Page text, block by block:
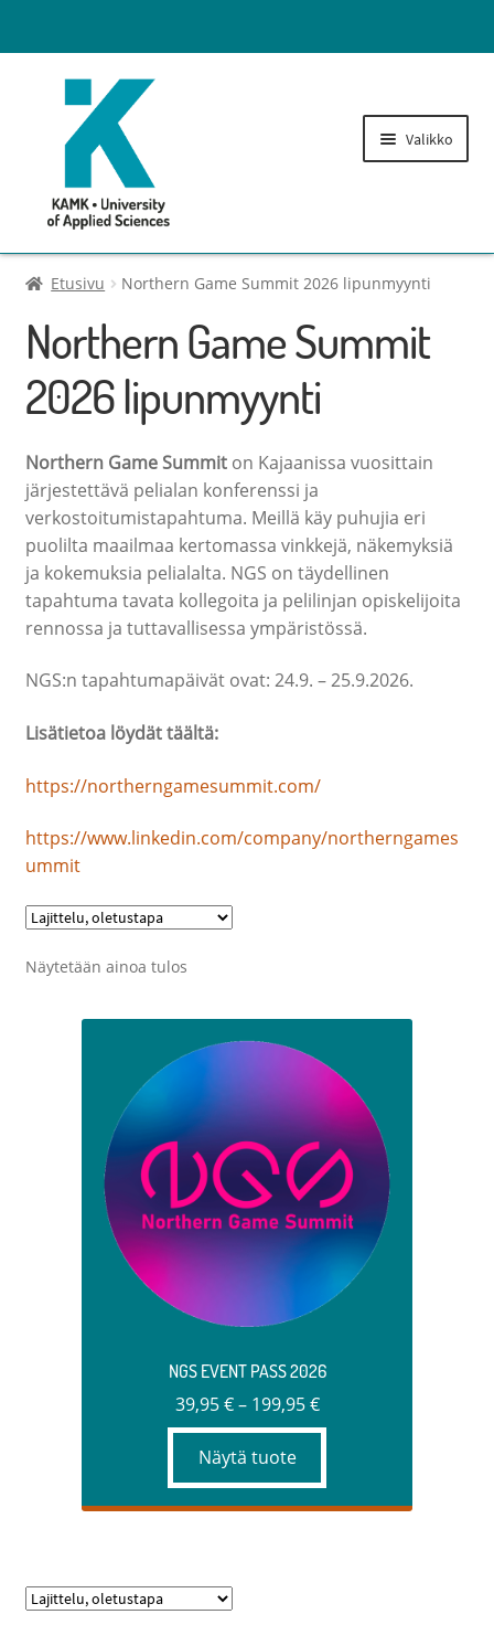
Valikko
Lukuvuosimaksut
Opintohallinnon maksut
Tulostusoikeuden lisäys
Kirjaston maksut
Opetuksen kortit, passit, materiaalit ja muut
Opintomatkat ja liput
Myytävät tuotteet ja palvelut
Etusivu Northern Game Summit 2026 lipunmyynti
Northern Game Summit
2026 lipunmyynti
Northern Game Summit on Kajaanissa vuosittain
järjestettävä pelialan konferenssi ja
verkostoitumistapahtuma. Meillä käy puhujia eri
puolilta maailmaa kertomassa vinkkejä, näkemyksiä
ja kokemuksia pelialalta. NGS on täydellinen
tapahtuma tavata kollegoita ja pelilinjan opiskelijoita
rennossa ja tuttavallisessa ympäristössä.
NGS:n tapahtumapäivät ovat: 24.9. – 25.9.2026.
Lisätietoa löydät täältä:
https://northerngamesummit.com/
https://www.linkedin.com/company/northerngames
ummit
Näytetään ainoa tulos
NGS EVENT PASS 2026
39,95€ – 199,95€Hintaluokka:
39,95 €
199,95 €
Näytä tuote
tuotteella
useampi
muunnelma.
Voit
tehdä
valinnat
tuotteen
sivulla.